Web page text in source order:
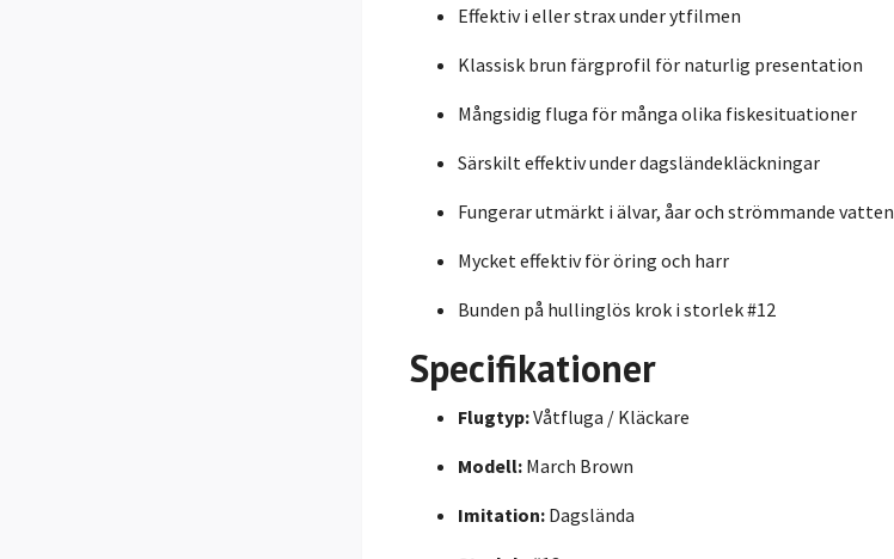
Effektiv i eller strax under ytfilmen
Klassisk brun färgprofil för naturlig presentation
Mångsidig fluga för många olika fiskesituationer
Särskilt effektiv under dagsländekläckningar
Fungerar utmärkt i älvar, åar och strömmande vatten
Mycket effektiv för öring och harr
Bunden på hullinglös krok i storlek #12
Specifikationer
Flugtyp:Våtfluga / Kläckare
Modell: March Brown
Imitation: Dagslända